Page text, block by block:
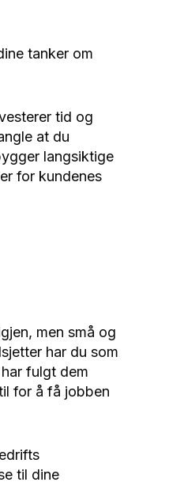
tanker om
tid og
at du
langsiktige
for kundenes
men små og
har du som
fulgt dem
for å få jobben
til dine